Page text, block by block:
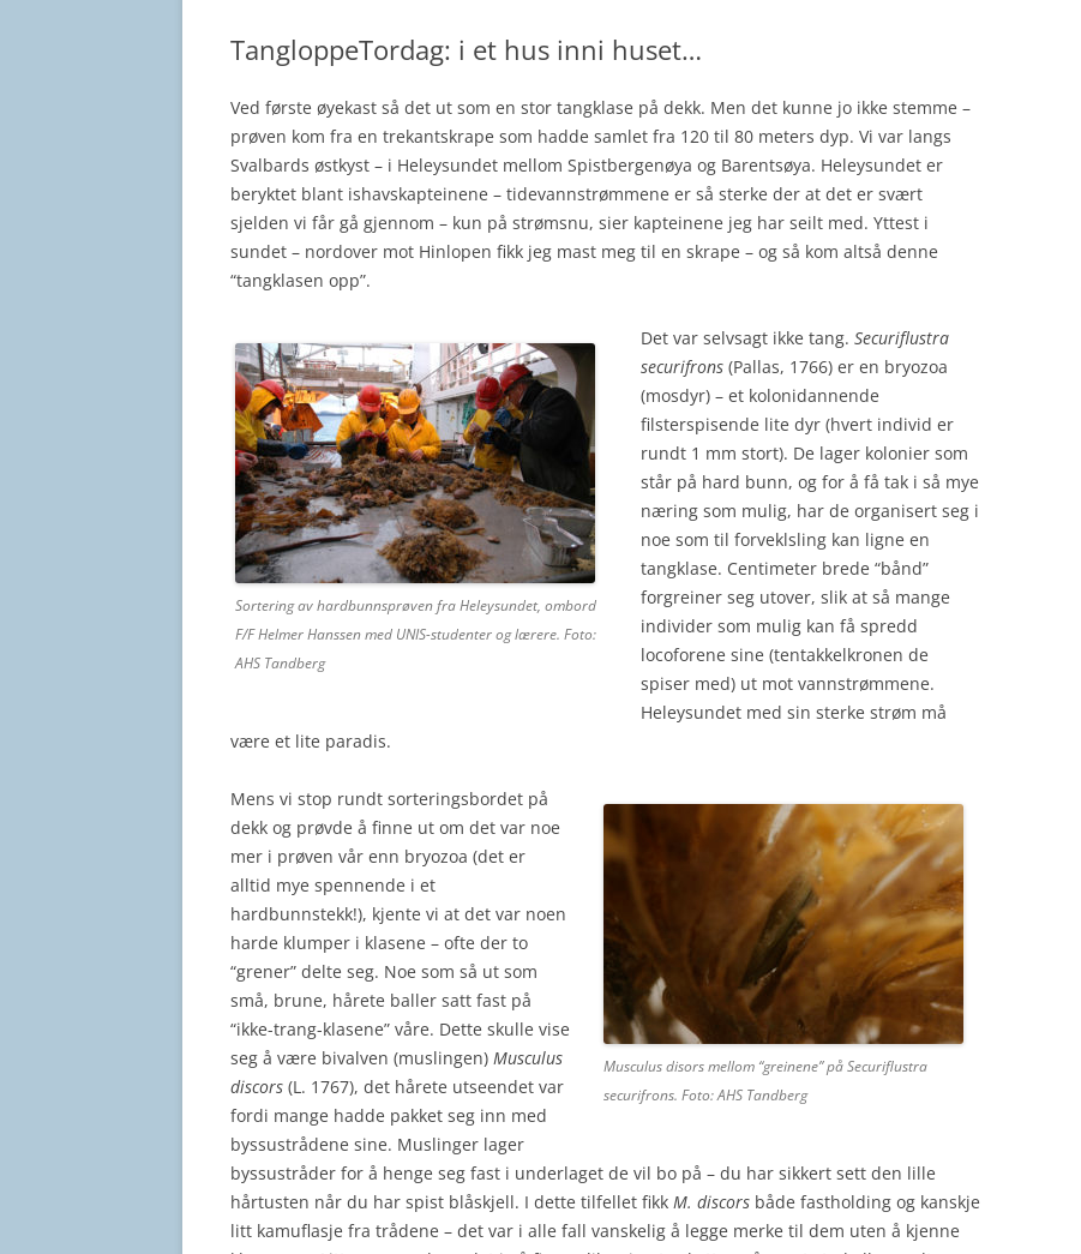
TangloppeTordag: i et hus inni huset…
Ved første øyekast så det ut som en stor tangklase på dekk. Men det kunne jo ikke stemme –
prøven kom fra en trekantskrape som hadde samlet fra 120 til 80 meters dyp. Vi var langs
Svalbards østkyst – i Heleysundet mellom Spistbergenøya og Barentsøya. Heleysundet er
beryktet blant ishavskapteinene – tidevannstrømmene er så sterke der at det er svært
sjelden vi får gå gjennom – kun på strømsnu, sier kapteinene jeg har seilt med. Yttest i
sundet – nordover mot Hinlopen fikk jeg mast meg til en skrape – og så kom altså denne
“tangklasen opp”.
Sortering av hardbunnsprøven fra Heleysundet, ombord
F/F Helmer Hanssen med UNIS-studenter og lærere. Foto:
AHS Tandberg
Det var selvsagt ikke tang. Securiflustra
securifrons (Pallas, 1766) er en bryozoa
(mosdyr) – et kolonidannende
filsterspisende lite dyr (hvert individ er
rundt 1 mm stort). De lager kolonier som
står på hard bunn, og for å få tak i så mye
næring som mulig, har de organisert seg i
noe som til forveklsling kan ligne en
tangklase. Centimeter brede “bånd”
forgreiner seg utover, slik at så mange
individer som mulig kan få spredd
locoforene sine (tentakkelkronen de
spiser med) ut mot vannstrømmene.
Heleysundet med sin sterke strøm må
være et lite paradis.
Musculus disors mellom “greinene” på Securiflustra
securifrons. Foto: AHS Tandberg
Mens vi stop rundt sorteringsbordet på
dekk og prøvde å finne ut om det var noe
mer i prøven vår enn bryozoa (det er
alltid mye spennende i et
hardbunnstekk!), kjente vi at det var noen
harde klumper i klasene – ofte der to
“grener” delte seg. Noe som så ut som
små, brune, hårete baller satt fast på
“ikke-trang-klasene” våre. Dette skulle vise
seg å være bivalven (muslingen) Musculus
discors (L. 1767), det hårete utseendet var
fordi mange hadde pakket seg inn med
byssustrådene sine. Muslinger lager
byssustråder for å henge seg fast i underlaget de vil bo på – du har sikkert sett den lille
hårtusten når du har spist blåskjell. I dette tilfellet fikk M. discors både fastholding og kanskje
litt kamuflasje fra trådene – det var i alle fall vanskelig å legge merke til dem uten å kjenne